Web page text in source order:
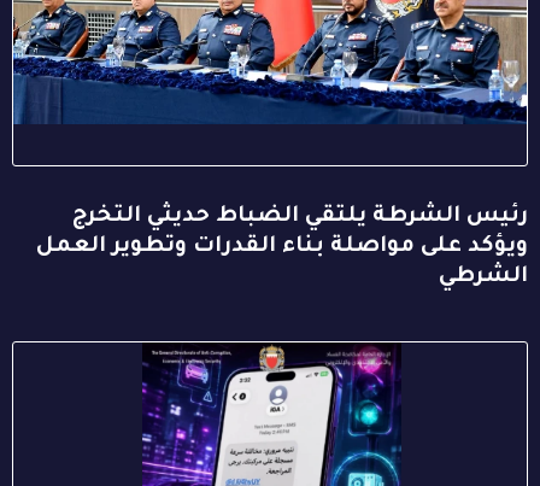
رئيس الشرطة يلتقي الضباط حديثي التخرج
ويؤكد على مواصلة بناء القدرات وتطوير العمل
الشرطي